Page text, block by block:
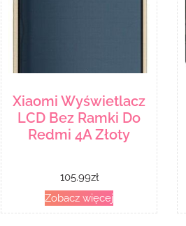
Xiaomi Wyświetlacz
LCD Bez Ramki Do
Redmi 4A Złoty
105.99zł
Zobacz więcej